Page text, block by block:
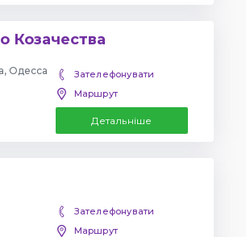
Козачества
Одесса
Зателефонувати
Маршрут
Детальніше
Зателефонувати
Маршрут